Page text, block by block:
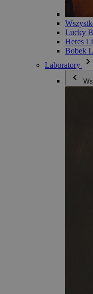
Lucky
Heres
Bobek
Laboratory